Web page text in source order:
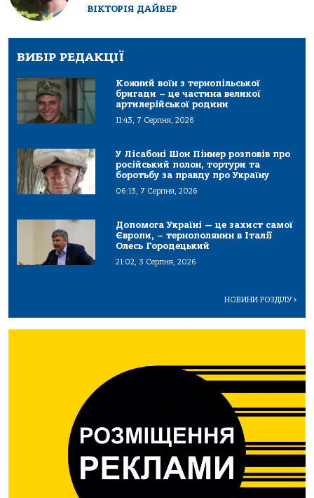
ВІКТОРІЯ ДАЙВЕР
ВИБІР РЕДАКЦІЇ
Кожний воїн з тернопільської
бригади – це частина великої
артилерійської родини
11:43, 7 Серпня, 2026
У Лісабоні Шон Піннер розповів про
російський полон, тортури та
боротьбу за правду про Україну
06:13, 7 Серпня, 2026
Допомога Україні — це захист самої
Європи, – тернополянин в Італії
Олесь Городецький
21:02, 3 Серпня, 2026
НОВИНИ РОЗДІЛУ>